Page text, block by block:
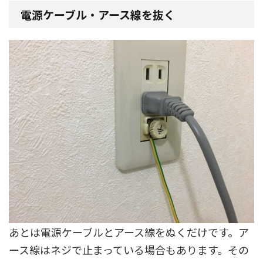
電源ケーブル・アース線を抜く
あとは電源ケーブルとアース線をぬくだけです。ア
ース線はネジで止まっている場合もあります。その